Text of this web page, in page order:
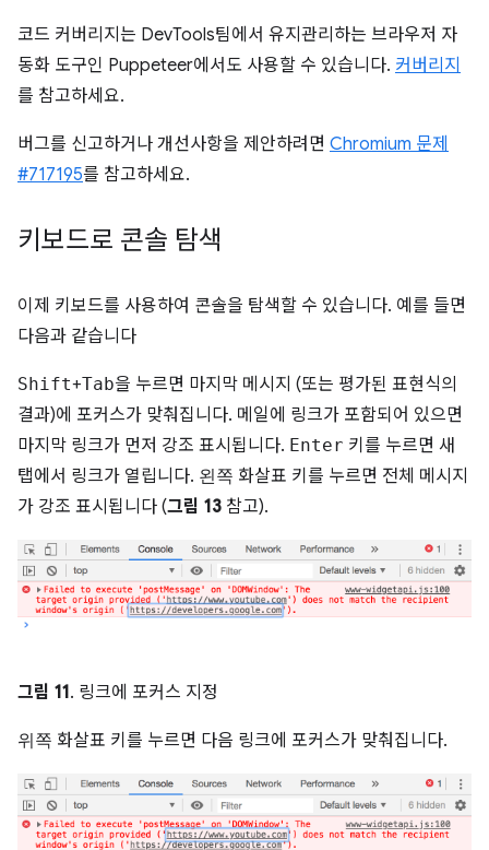
코드 커버리지는 DevTools팀에서 유지관리하는 브라우저 자
동화 도구인 Puppeteer에서도 사용할 수 있습니다. 커버리지
를 참고하세요.
버그를 신고하거나 개선사항을 제안하려면 Chromium 문제
#717195를 참고하세요.
키보드로 콘솔 탐색
이제 키보드를 사용하여 콘솔을 탐색할 수 있습니다. 예를 들면
다음과 같습니다
Shift+Tab을 누르면 마지막 메시지 (또는 평가된 표현식의
결과)에 포커스가 맞춰집니다. 메일에 링크가 포함되어 있으면
마지막 링크가 먼저 강조 표시됩니다. Enter 키를 누르면 새
탭에서 링크가 열립니다. 왼쪽 화살표 키를 누르면 전체 메시지
가 강조 표시됩니다 (그림 13 참고).
그림 11. 링크에 포커스 지정
위쪽 화살표 키를 누르면 다음 링크에 포커스가 맞춰집니다.